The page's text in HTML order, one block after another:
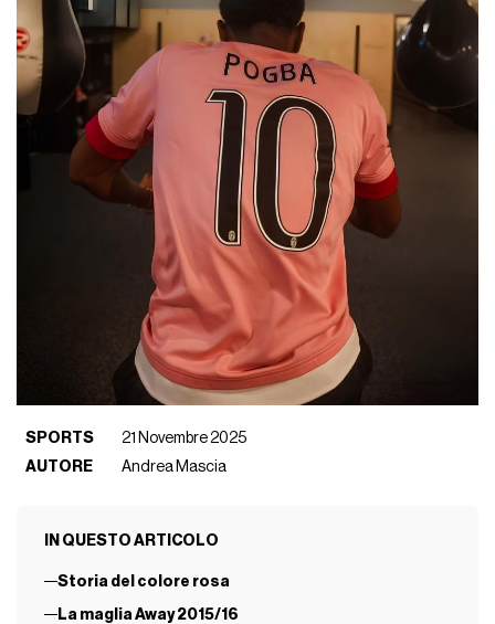
SPORTS
21 Novembre 2025
AUTORE
Andrea Mascia
IN QUESTO ARTICOLO
Storia del colore rosa
La maglia Away 2015/16